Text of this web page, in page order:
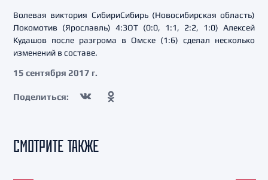
Волевая виктория СибириСибирь (Новосибирская область)
Локомотив (Ярославль) 4:3OT (0:0, 1:1, 2:2, 1:0) Алексей
Кудашов после разгрома в Омске (1:6) сделал несколько
изменений в составе.
15 сентября 2017 г.
Поделиться:
СМОТРИТЕ ТАКЖЕ